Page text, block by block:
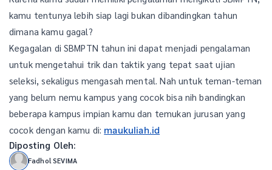
kamu tentunya lebih siap lagi bukan dibandingkan tahun
dimana kamu gagal?
Kegagalan di SBMPTN tahun ini dapat menjadi pengalaman
untuk mengetahui trik dan taktik yang tepat saat ujian
seleksi, sekaligus mengasah mental. Nah untuk teman-teman
yang belum nemu kampus yang cocok bisa nih bandingkan
beberapa kampus impian kamu dan temukan jurusan yang
cocok dengan kamu di: maukuliah.id
Diposting Oleh:
Fadhol SEVIMA